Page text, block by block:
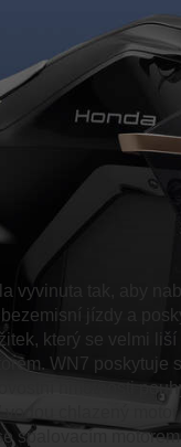
vyvinuta tak, aby
jízdy a
který se velmi liší
WN7 poskytuje
hmotnosti
vodou chlazený
spalovacím